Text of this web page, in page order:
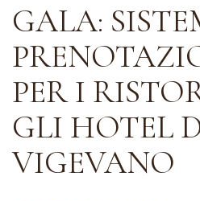
GALA:
PER I
GLI HOTEL
VIGEVANO